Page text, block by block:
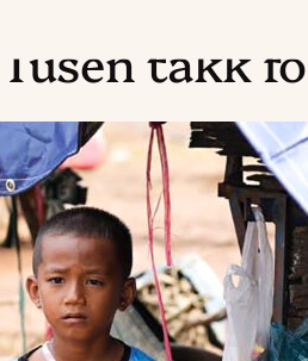
Tusen takk